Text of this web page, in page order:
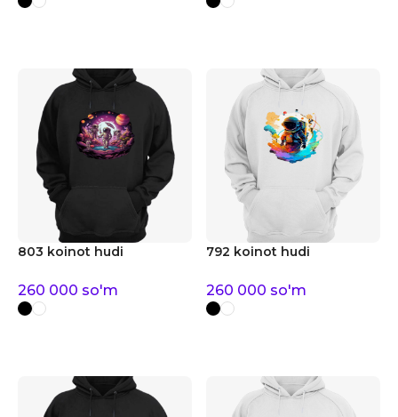
803 koinot hudi
260 000 so'm
792 koinot hudi
260 000 so'm